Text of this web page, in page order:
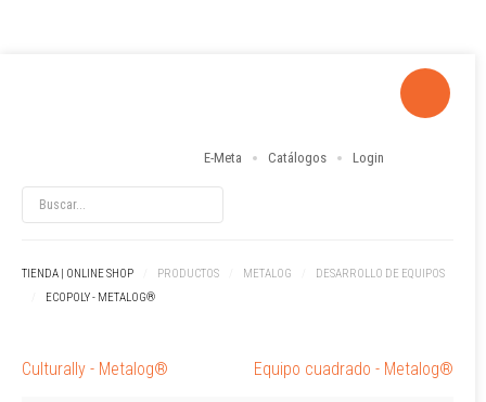
E-Meta Catálogos Login
TIENDA | ONLINE SHOP PRODUCTOS METALOG
DESARROLLO DE EQUIPOS
ECOPOLY - METALOG®
Culturally - Metalog® Equipo cuadrado - Metalog®
LOG INORREGISTER
Contraseña
Recuérdeme